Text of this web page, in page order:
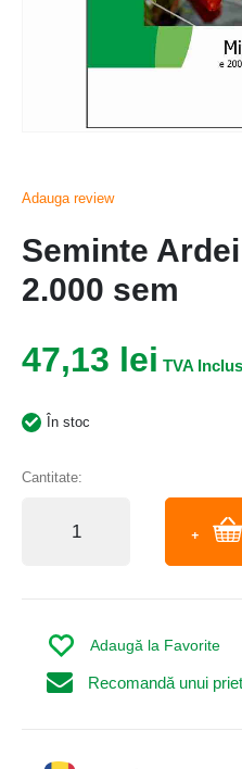
Adauga review
Seminte
2.000 sem
47,13 lei
În stoc
Cantitate:
Recomandă unui
Adaugă la Favorite